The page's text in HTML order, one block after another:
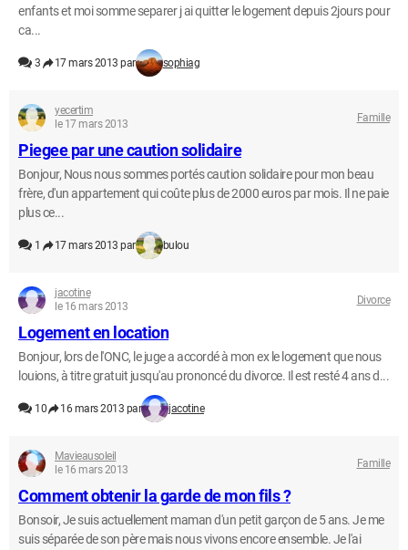
enfants et moi somme separer j ai quitter le logement depuis 2jours pour
ca...
3 17 mars 2013 par sophiag
yecertim
le 17 mars 2013
Famille
Piegee par une caution solidaire
Bonjour, Nous nous sommes portés caution solidaire pour mon beau
frère, d'un appartement qui coûte plus de 2000 euros par mois. Il ne paie
plus ce...
1 17 mars 2013 par bulou
jacotine
le 16 mars 2013
Divorce
Logement en location
Bonjour, lors de l'ONC, le juge a accordé à mon ex le logement que nous
louions, à titre gratuit jusqu'au prononcé du divorce. Il est resté 4 ans d...
10 16 mars 2013 par jacotine
Mavieausoleil
le 16 mars 2013
Famille
Comment obtenir la garde de mon fils ?
Bonsoir, Je suis actuellement maman d'un petit garçon de 5 ans. Je me
suis séparée de son père mais nous vivons encore ensemble. Je l'ai